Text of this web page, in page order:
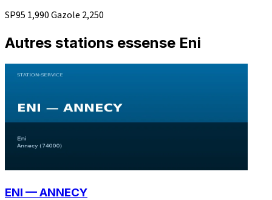
SP95 1,990Gazole 2,250
Autres stations essense Eni
ENI — ANNECY